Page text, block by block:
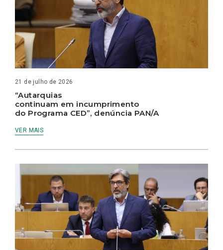
21 de julho de 2026
“Autarquias
continuam em incumprimento
do Programa CED”, denúncia PAN/A
VER MAIS